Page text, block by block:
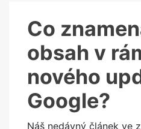
Co
obsah v
nového
Google?
Náš nedávný článek ve